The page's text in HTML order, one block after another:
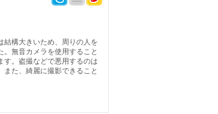
結構大きいため、周りの人を
無音カメラを使用すること
す。盗撮などで悪用するのは
た、綺麗に撮影できること